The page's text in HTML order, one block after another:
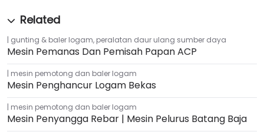
gunting & baler logam, peralatan daur ulang sumber daya
Mesin Pemanas Dan Pemisah Papan ACP
mesin pemotong dan baler logam
Mesin Penghancur Logam Bekas
mesin pemotong dan baler logam
Mesin Penyangga Rebar | Mesin Pelurus Batang Baja